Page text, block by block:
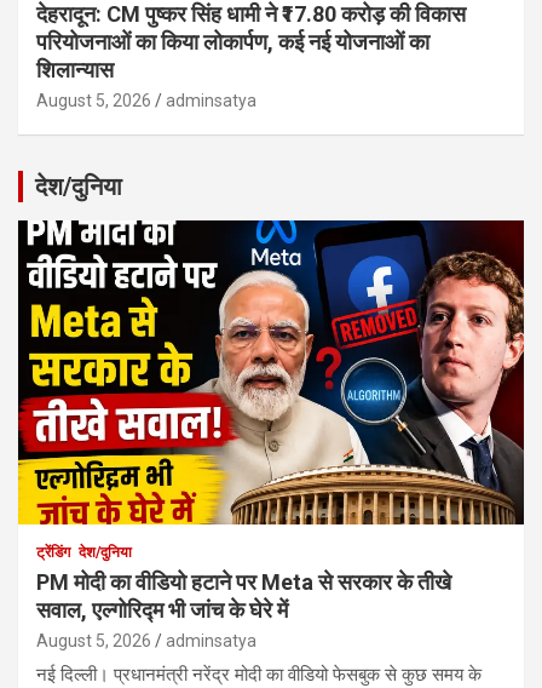
देहरादून: CM पुष्कर सिंह धामी ने ₹17.80 करोड़ की विकास
परियोजनाओं का किया लोकार्पण, कई नई योजनाओं का
शिलान्यास
August 5, 2026 adminsatya
देश/दुनिया
ट्रेंडिंग देश/दुनिया
PM मोदी का वीडियो हटाने पर Meta से सरकार के तीखे
सवाल, एल्गोरिद्म भी जांच के घेरे में
August 5, 2026 adminsatya
नई दिल्ली। प्रधानमंत्री नरेंद्र मोदी का वीडियो फेसबुक से कुछ समय के